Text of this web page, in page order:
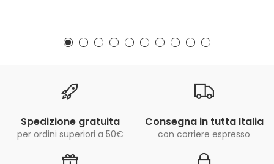
Spedizione gratuita
per ordini superiori a 50€
Consegna in tutta Italia
con corriere espresso